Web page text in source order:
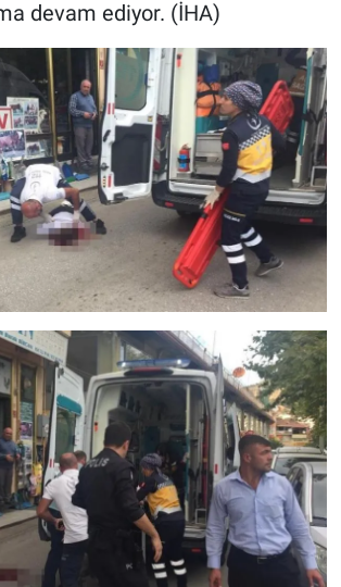
devam ediyor. (İHA)